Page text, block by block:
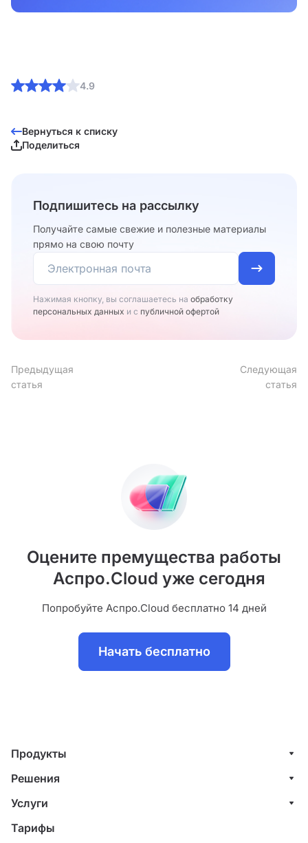
4.9
Вернуться к списку
Поделиться
Подпишитесь на рассылку
Получайте самые свежие и полезные материалы
прямо на свою почту
Нажимая кнопку, вы соглашаетесь на обработку
персональных данных и с публичной офертой
Предыдущая
статья
Следующая
статья
Оцените премущества работы
Аспро.Cloud уже сегодня
Попробуйте Аспро.Cloud бесплатно 14 дней
Начать бесплатно
Продукты
Управление клиентами (CRM)
Проекты
Финансы
Решения
ИТ-компании
Строительные компании
Услуги
Внедрение системы управления клиентами
Тарифы